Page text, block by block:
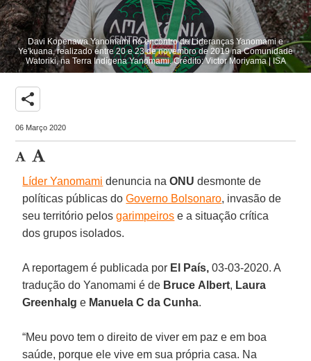
Davi Kopenawa Yanomami no encontro de Lideranças Yanomami e
Ye'kuana, realizado entre 20 e 23 de novembro de 2019 na Comunidade
Watoriki, na Terra Indígena Yanomami. Crédito: Victor Moriyama | ISA
share
06 Março 2020
Líder Yanomami denuncia naONU desmonte de
políticas públicas doGoverno Bolsonaro, invasão de
seu território pelosgarimpeiros e a situação crítica
dos grupos isolados.
A reportagem é publicada por El País,03-03-2020. A
tradução do Yanomami é de Bruce Albert, Laura
Greenhalg e Manuela C da Cunha.
“Meu povo tem o direito de viver em paz e em boa
saúde, porque ele vive em sua própria casa. Na